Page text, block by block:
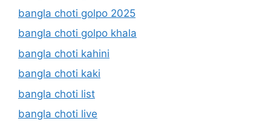
bangla choti golpo 2025
bangla choti golpo khala
bangla choti kahini
bangla choti kaki
bangla choti list
bangla choti live